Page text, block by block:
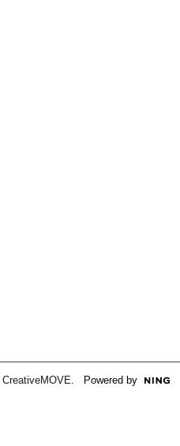
CreativeMOVE. Powered by